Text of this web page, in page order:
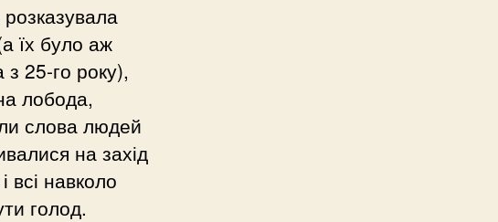
їх було аж
25-го року),
лобода,
слова людей
на захід
всі навколо
голод.